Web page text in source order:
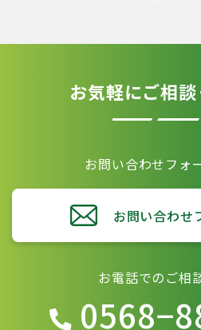
お気軽にご相
お問い合わせフォ
お問い合わ
お電話でのご相